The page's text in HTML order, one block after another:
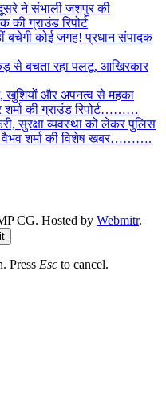
दूसरे ने संभाली जशपुर की
ग्राउंड रिपोर्ट
बचेगी कोई जगह! प्रधान संपादक
बचता रहा पलटू, आखिरकार
खुशियों और अपनत्व से महका
शर्मा की ग्राउंड रिपोर्ट………
सुरक्षा व्यवस्था को लेकर पुलिस
शर्मा की विशेष खबर……….
CG. Hosted by Webmitr.
Press Esc to cancel.